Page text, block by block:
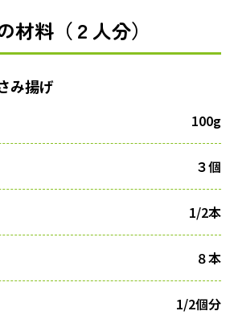
材料（２人分）
み揚げ
100g
３個
1/2本
８本
1/2個分